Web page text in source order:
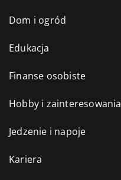
Dom i ogród
Edukacja
Finanse osobiste
Hobby i zainteresowania
Jedzenie i napoje
Kariera